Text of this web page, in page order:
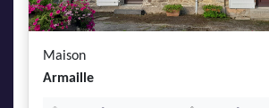
Maison
Armaille